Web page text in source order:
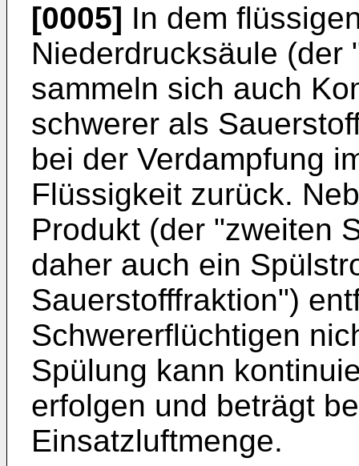
[0005] In dem
Niederdrucksäule (der
sammeln sich auch
schwerer als
bei der Verdampfung
Flüssigkeit zurück.
Produkt (der "zweiten
daher auch ein
Sauerstofffraktion")
Schwererflüchtigen
Spülung kann
erfolgen und beträgt
Einsatzluftmenge.